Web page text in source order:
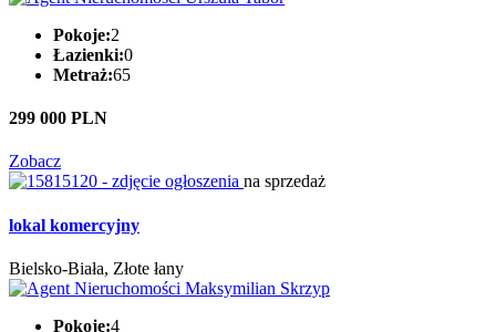
Pokoje:2
Łazienki:0
Metraż:65
299 000 PLN
Zobacz
na sprzedaż
lokal komercyjny
Bielsko-Biała, Złote łany
Pokoje:4